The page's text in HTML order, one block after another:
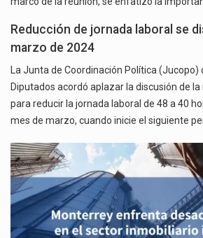
Reducción de jornada laboral se
marzo de 2024
La Junta de Coordinación Política (Jucopo)
Diputados acordó aplazar la discusión de
para reducir la jornada laboral de 48 a 40
mes de marzo, cuando inicie el siguiente